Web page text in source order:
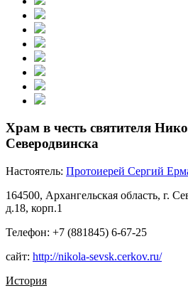
Храм в честь святителя
Северодвинска
Настоятель: Протоиерей Сергий
164500, Архангельская область, г.
д.18, корп.1
Телефон: +7 (881845) 6-67-25
сайт: http://nikola-sevsk.cerkov.ru/
История